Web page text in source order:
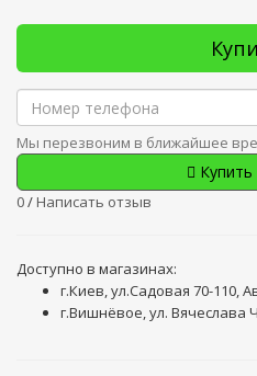
Мы перезвоним в ближайшее
0/ Написать отзыв
Доступно в магазинах:
г.Киев, ул.Садовая 70-110,
г.Вишнёвое, ул. Вячеслава